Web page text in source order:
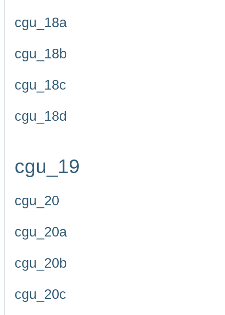
cgu_18a
cgu_18b
cgu_18c
cgu_18d
cgu_19
cgu_20
cgu_20a
cgu_20b
cgu_20c